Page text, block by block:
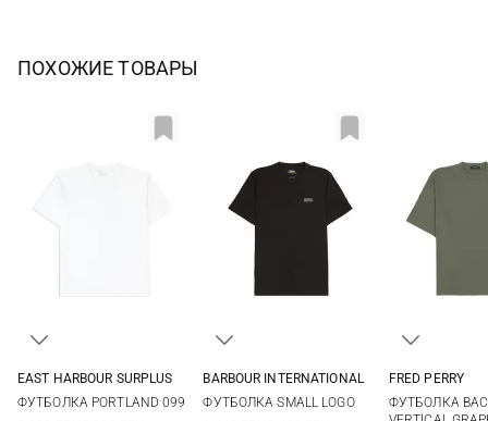
ПОХОЖИЕ ТОВАРЫ
EAST HARBOUR SURPLUS
ФУТБОЛКА PORTLAND 099
BARBOUR INTERNATIONAL
ФУТБОЛКА SMALL LOGO
XXL
FRED PERRY
ФУТБОЛКА